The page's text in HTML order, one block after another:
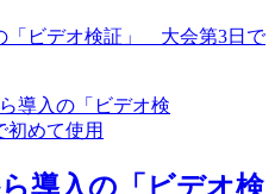
「ビデオ検証」 大会第3日で
導入の「ビデオ検